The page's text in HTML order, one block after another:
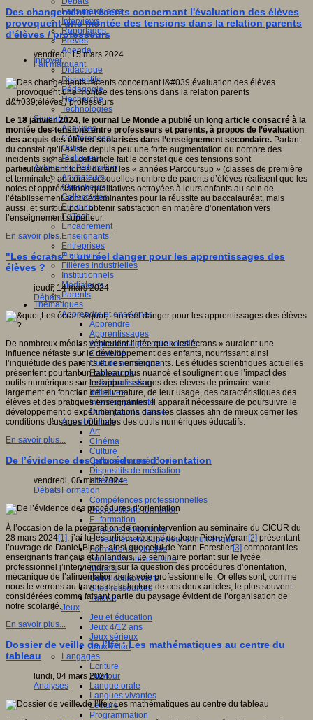
Faits marquants
Interviews
Reportages
Brèves
Agenda
Innover
Didactique
Dispositifs
Pédagogie
Recherche
Technologies
Savoir(s)
Analyses
Conférences
Outils
Pratiques
Acteurs de l'éducation
Animateurs
Chercheurs
Collectivités
Editeurs
EdTech
Encadrement
Enseignants
Entreprises
Etudiants
Filières industrielles
Institutionnels
Médiateurs
Parents
Thématiques
Apprendre et enseigner
Apprendre
Apprentissages
Apprentissages collaboratifs
Créativité
Culture numérique
Evaluations
Individualisation
Initiatives
Interdisciplinarité
Outils pour la classe
Arts et Culture
Art
Cinéma
Culture
Culture et numérique
Dispositifs de médiation
Littérature
Formation
Compétences professionnelles
Dispositifs de formation
E- formation
Enjeux et évolutions
Enseignement supérieur et numérique
Formations hybrides
Formation universitaire
Mooc’s
Outils collaboratifs
Sites ressources
Tutorat
Jeux
Jeu et éducation
Jeux 4/12 ans
Jeux sérieux
Jeux vidéo
Langages
Ecriture
Humour
Langue orale
Langues vivantes
Lecture
Programmation
Des changements récents concernant l'évaluation des élèves
provoquent une montée des tensions dans la relation parents
d'élèves / professeurs
vendredi, 15 mars 2024
Fait marquant
Le 18 janvier 2024, le journal Le Monde a publié un long article consacré à la
montée des tensions entre professeurs et parents, à propos de l’évaluation
des acquis des élèves scolarisés dans l’enseignement secondaire. Partant
du constat qu’il existe depuis peu une forte augmentation du nombre des
incidents signalés, cet article fait le constat que ces tensions sont
particulièrement fortes durant les « années Parcoursup » (classes de première
et terminale), au cours desquelles nombre de parents d’élèves réalisent que les
notes et appréciations qualitatives octroyées à leurs enfants au sein de
l’établissement sont déterminantes pour la réussite au baccalauréat, mais
aussi, et surtout, pour obtenir satisfaction en matière d’orientation vers
l’enseignement supérieur.
En savoir plus...
"Les écrans" : un réel danger pour les apprentissages des
élèves ?
jeudi, 14 mars 2024
Débats
De nombreux médias véhiculent l’idée que « les écrans » auraient une
influence néfaste sur le développement des enfants, nourrissant ainsi
l’inquiétude des parents et des enseignants. Les études scientifiques actuelles
présentent pourtant un tableau plus nuancé et soulignent que l’impact des
outils numériques sur les apprentissages des élèves de primaire varie
largement en fonction de leur nature, de leur usage, des caractéristiques des
élèves et des pratiques enseignantes. Il apparaît nécessaire de poursuivre le
développement d’expérimentations dans les classes afin de mieux cerner les
conditions d’usages optimales des outils numériques éducatifs.
En savoir plus...
De l’évidence des procédures d’orientation
vendredi, 08 mars 2024
Débats
À l’occasion de la préparation de mon intervention au séminaire du CICUR du
28 mars 2024[1], j’ai lu les articles récents de Jean-Pierre Véran [2] présentant
l’ouvrage de Daniel Bloch, ainsi que celui de Yann Forestier[3] comparant les
enseignants français et finlandais. Le séminaire portant sur le lycée
professionnel j’interviendrais sur la question des procédures d’orientation,
mécanique de l’alimentation de la voie professionnelle. Or elles sont, comme
nous le verrons au travers de la lecture de ces deux articles, le plus souvent
considérées comme faisant partie du paysage évident de l’organisation de
notre scolarité.
En savoir plus...
Dossier de veille de l’Ifé : Les mathématiques au centre du
tableau
lundi, 04 mars 2024
Analyses